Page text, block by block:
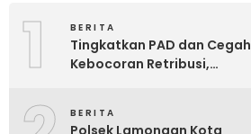
1 BERITA
Tingkatkan PAD dan Cegah
Kebocoran Retribusi,
Parkir Digital QRIS
BERITA
Polsek Lamongan Kota